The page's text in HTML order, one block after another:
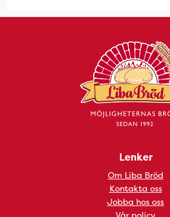
Lenker
Om Liba Bröd
Kontakta oss
Jobba hos oss